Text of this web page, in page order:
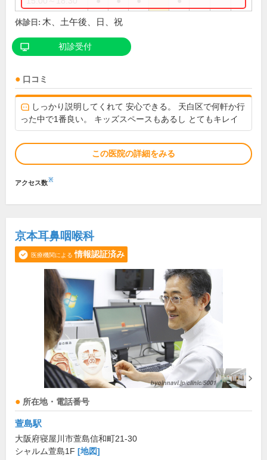
休診日: 木、土午後、日、祝
初診受付
口コミ
しっかり説明してくれて 安心できる。 天白区で何軒か行
った中で1番良い。 キッズスペースもあるし とてもキレイ
この医院の詳細をみる
アクセス数※
京本耳鼻咽喉科
医療機関による 情報認証済み
所在地・電話番号
萱島駅
大阪府寝屋川市萱島信和町21-30
シャルム萱島1F [地図]